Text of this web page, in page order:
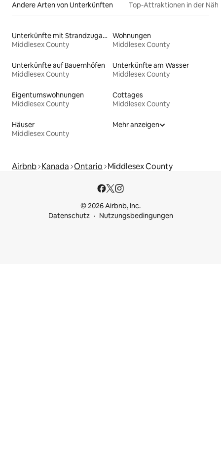
Andere Arten von Unterkünften Top-Attraktionen in der
Unterkünfte mit Strandzugang
Middlesex County
Wohnungen
Middlesex County
Unterkünfte auf Bauernhöfen
Middlesex County
Unterkünfte am Wasser
Middlesex County
Eigentumswohnungen
Middlesex County
Cottages
Middlesex County
Häuser
Middlesex County
Mehr anzeigen
Airbnb Kanada Ontario Middlesex County
© 2026 Airbnb, Inc.
Datenschutz
Nutzungsbedingungen